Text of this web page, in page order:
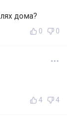
дома?
0 0
4 4